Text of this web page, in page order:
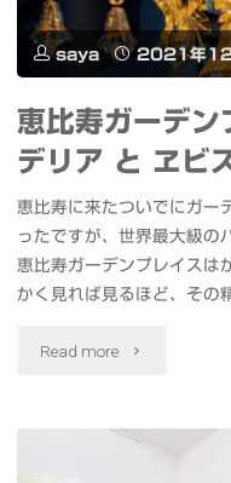
町
ん
ぢ
ん"
の
び
と
MIYASHITA
saya 2021年
恵比寿ガーデン
デリア と ヱビ
恵比寿に来たついでにガー
ったですが、世界最大級の
恵比寿ガーデンプレイスは
かく見れば見るほど、その
Read more "恵
寿